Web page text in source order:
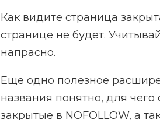
Как видите страница
странице не будет.
напрасно.
Еще одно полезное
названия понятно, для
закрытые в NOFOLLOW, а